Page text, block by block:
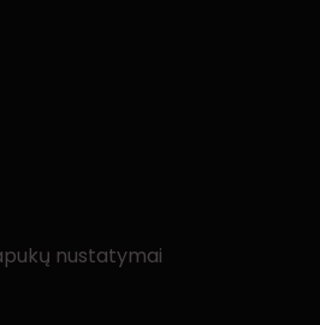
nustatymai